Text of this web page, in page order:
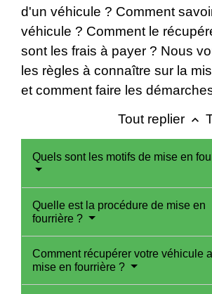
d'un véhicule ? Comment
véhicule ? Comment le
sont les frais à payer ? Nous
les règles à connaître sur la
et comment faire les
Tout replier keyboard_arrow_up
Quels sont les motifs de mise en
Quelle est la procédure de mise en
fourrière ?
Comment récupérer votre véhicule
mise en fourrière ?